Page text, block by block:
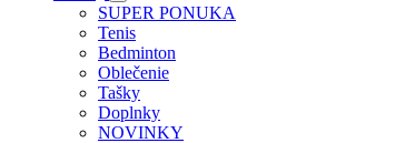
SUPER PONUKA
Tenis
Bedminton
Oblečenie
Tašky
Doplnky
NOVINKY